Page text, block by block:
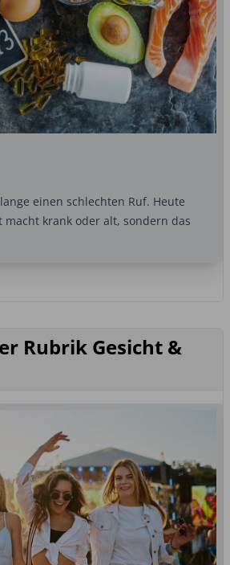
einen schlechten Ruf. Heute
macht krank oder alt, sondern das
Rubrik Gesicht &